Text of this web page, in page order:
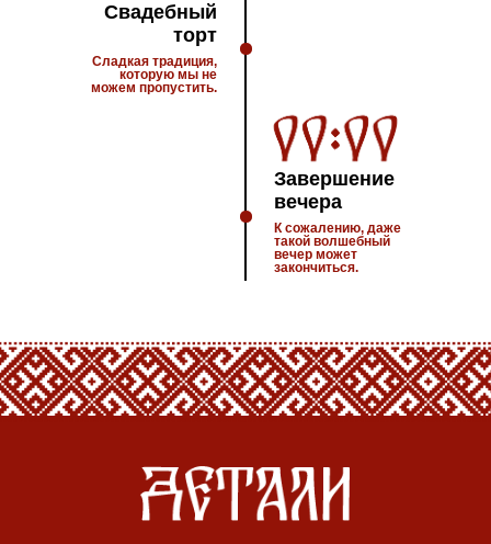
Завершение
вечера
Свадебный
торт
Сладкая традиция,
которую мы не
можем пропустить.
К сожалению, даже
такой волшебный
вечер может
закончиться.